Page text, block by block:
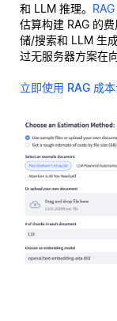
和 LLM 推理。
估算构建 RAG 的
储/搜索和 LLM 生
过无服务器方案在
立即使用 RAG 成